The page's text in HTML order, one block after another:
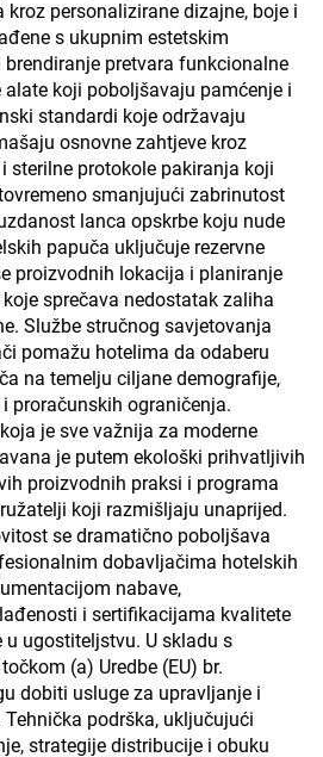
personalizirane dizajne, boje i
s ukupnim estetskim
pretvara funkcionalne
koji poboljšavaju pamćenje i
standardi koje održavaju
osnovne zahtjeve kroz
sterilne protokole pakiranja koji
smanjujući zabrinutost
lanca opskrbe koju nude
papuča uključuje rezervne
proizvodnih lokacija i planiranje
sprečava nedostatak zaliha
Službe stručnog savjetovanja
pomažu hotelima da odaberu
na temelju ciljane demografije,
proračunskih ograničenja.
je sve važnija za moderne
je putem ekološki prihvatljivih
proizvodnih praksi i programa
koji razmišljaju unaprijed.
se dramatično poboljšava
dobavljačima hotelskih
nabave,
i sertifikacijama kvalitete
u ugostiteljstvu. U skladu s
(a) Uredbe (EU) br.
dobiti usluge za upravljanje i
podrška, uključujući
strategije distribucije i obuku